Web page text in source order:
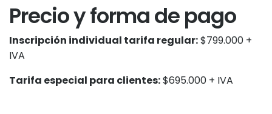
Precio y forma de pago
Inscripción individual tarifa regular:$799.000 +
IVA
Tarifa especial para clientes:$695.000 + IVA